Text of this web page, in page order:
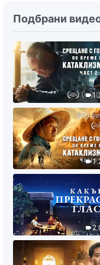
5:37
6:01
7:21
Подбрани